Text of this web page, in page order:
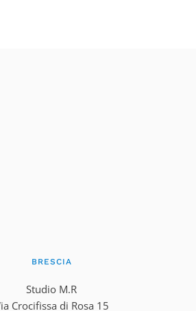
BRESCIA
Studio M.R
Crocifissa di Rosa 15